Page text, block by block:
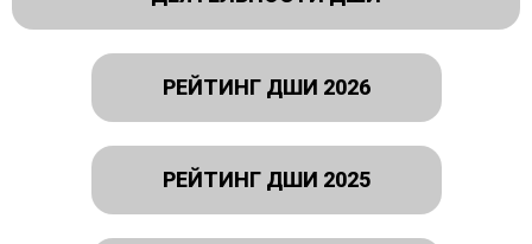
РЕЙТИНГ ДШИ 2026
РЕЙТИНГ ДШИ 2025